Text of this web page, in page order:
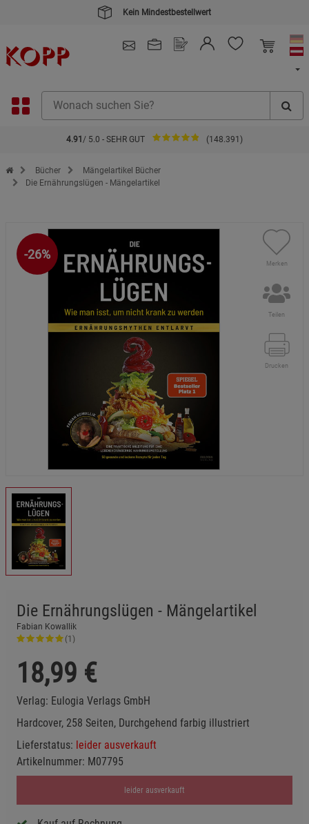
Kein Mindestbestellwert
4.91 / 5.0 - SEHR GUT (148.391)
Zur Startseite des Kopp Verlag Online-Shop
Bücher
Mängelartikel Bücher
Die Ernährungslügen - Mängelartikel
-26%
Merken
Teilen
Drucken
Die Ernährungslügen - Mängelartikel
Fabian Kowallik
(1)
18,99 €
Verlag: Eulogia Verlags GmbH
Hardcover, 258 Seiten, Durchgehend farbig illustriert
Lieferstatus: leider ausverkauft
Artikelnummer: M07795
leider ausverkauft